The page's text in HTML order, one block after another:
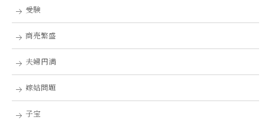
受験
商売繁盛
夫婦円満
嫁姑問題
子宝